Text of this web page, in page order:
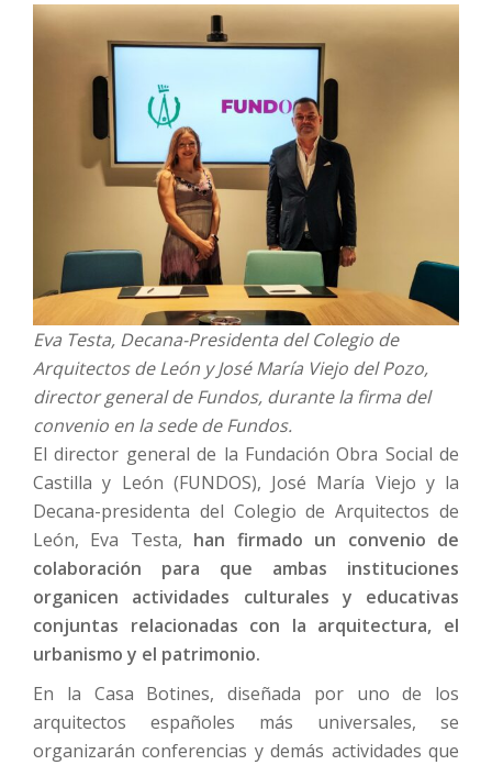
Eva Testa, Decana-Presidenta del Colegio de
Arquitectos de León y José María Viejo del Pozo,
director general de Fundos, durante la firma del
convenio en la sede de Fundos.
El director general de la Fundación Obra Social de
Castilla y León (FUNDOS), José María Viejo y la
Decana-presidenta del Colegio de Arquitectos de
León, Eva Testa, han firmado un convenio de
colaboración para que ambas instituciones
organicen actividades culturales y educativas
conjuntas relacionadas con la arquitectura, el
urbanismo y el patrimonio.
En la Casa Botines, diseñada por uno de los
arquitectos españoles más universales, se
organizarán conferencias y demás actividades que